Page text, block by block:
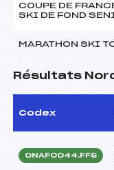
COUPE DE
SKI DE FOND
MARATHON SKI
Résultats
Codex
ONAF0044.FFS